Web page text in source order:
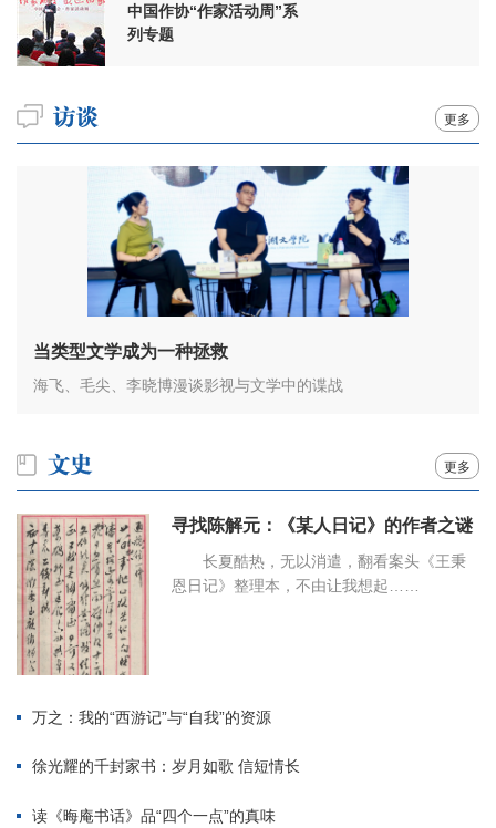
中国作协“作家活动周”系
列专题
更多
当类型文学成为一种拯救
海飞、毛尖、李晓博漫谈影视与文学中的谍战
更多
寻找陈解元：《某人日记》的作者之谜
长夏酷热，无以消遣，翻看案头《王秉
恩日记》整理本，不由让我想起……
万之：我的“西游记”与“自我”的资源
徐光耀的千封家书：岁月如歌 信短情长
读《晦庵书话》品“四个一点”的真味